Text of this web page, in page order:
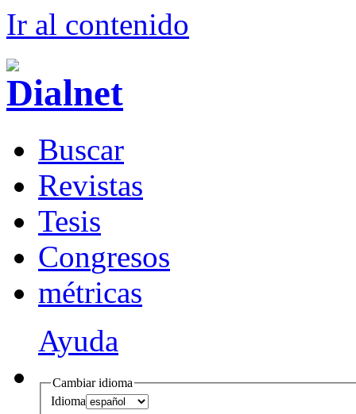
Ir al contenido
Buscar
Revistas
Tesis
Congresos
métricas
Ayuda
Cambiar idioma
Idioma